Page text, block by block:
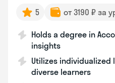
5 от 3190 ₽ за
Holds a degree in
insights
Utilizes individualized
diverse learners